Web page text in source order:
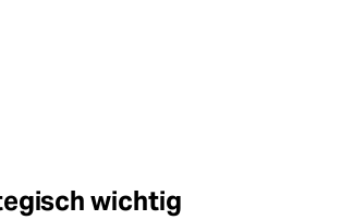
wichtig